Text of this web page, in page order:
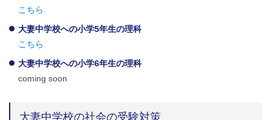
こちら
大妻中学校への小学5年生の理科
こちら
大妻中学校への小学6年生の理科
coming soon
大妻中学校の社会の受験対策